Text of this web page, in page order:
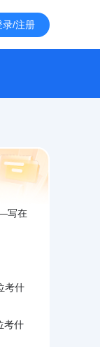
录/注册
写在
考什
考什